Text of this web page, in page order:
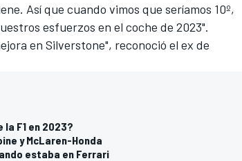
Así que cuando vimos que seríamos 10º,
esfuerzos en el coche de 2023".
en Silverstone", reconoció el ex de
F1 en 2023?
y McLaren-Honda
estaba en Ferrari